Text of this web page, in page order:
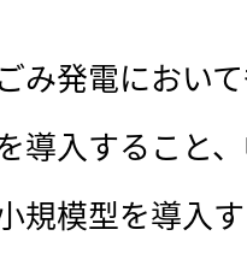
み発電におい
導入すること
規模型を導入